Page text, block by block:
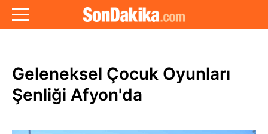
Geleneksel Çocuk Oyunları
Şenliği Afyon'da